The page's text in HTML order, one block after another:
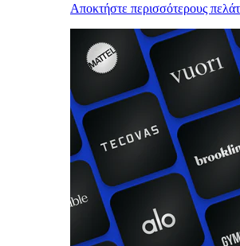
Αποκτήστε περισσότερους